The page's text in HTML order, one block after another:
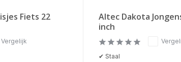
Fiets 22
Vergelijk
Altec Dakota
inch
✔ Staal